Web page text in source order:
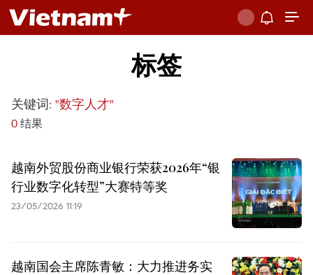
标签
关键词: "数字人才"
0 结果
越南外贸股份商业银行荣获2026年“银
行业数字化转型”大赛特等奖
23/05/2026 11:19
越南国会主席陈青敏：大力推进务实